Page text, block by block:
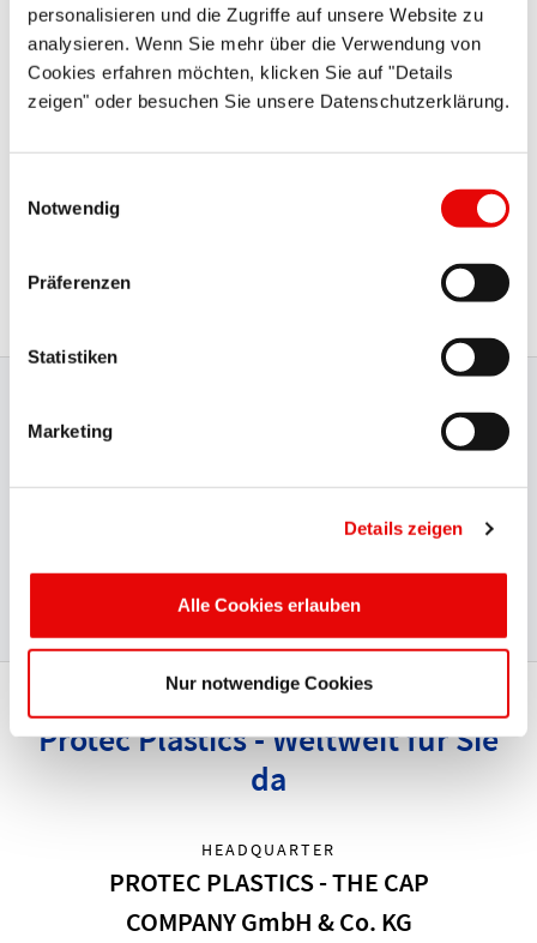
personalisieren und die Zugriffe auf unsere Website zu
analysieren. Wenn Sie mehr über die Verwendung von
Cookies erfahren möchten, klicken Sie auf "Details
zeigen" oder besuchen Sie unsere Datenschutzerklärung.
Notwendig
Präferenzen
Statistiken
Marketing
Details zeigen
Alle Cookies erlauben
Nur notwendige Cookies
Wenn Sie Fragen haben oder Ihre Registrierung löschen
lassen möchten, wenden Sie sich bitte an unseren Support
unter kundenservice@protec.de. Hinweise zum
Protokollierung erhalten Sie in
Zertifizierte Produktion
sind ein Beleg für das hohe Niveau aller einbezogenen
Protec Qualitätsicherungssysteme.
Protec Plastics - Weltweit für Sie
da
HEADQUARTER
PROTEC PLASTICS - THE CAP
COMPANY GmbH & Co. KG